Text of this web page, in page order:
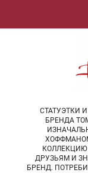
СТАТУЭТКИ
БРЕНДА
КОЛЛЕКЦИЮ
ДРУЗЬЯМ И
БРЕНД.